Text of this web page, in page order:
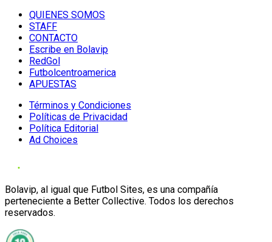
QUIENES SOMOS
STAFF
CONTACTO
Escribe en Bolavip
RedGol
Futbolcentroamerica
APUESTAS
Términos y Condiciones
Políticas de Privacidad
Política Editorial
Ad Choices
Bolavip, al igual que Futbol Sites, es una compañía
perteneciente a Better Collective. Todos los derechos
reservados.